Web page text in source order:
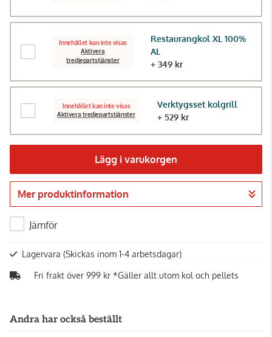
Innehållet kan inte visas
Aktivera
tredjepartstjänster
Restaurangkol XL 100%
AL
+ 349 kr
Innehållet kan inte visas
Aktivera tredjepartstjänster
Verktygsset kolgrill
+ 529 kr
Lägg i varukorgen
Gå till kassan
Mer produktinformation
Jämför
Lagervara (Skickas inom 1-4 arbetsdagar)
Fri frakt över 999 kr *Gäller allt utom kol och pellets
Andra har också beställt